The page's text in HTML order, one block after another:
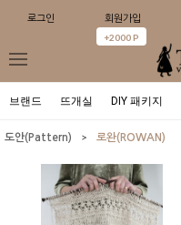
로그인 회원가입
+2000 P
브랜드 뜨개실 DIY 패키지
도안(Pattern) > 로완(ROWAN)